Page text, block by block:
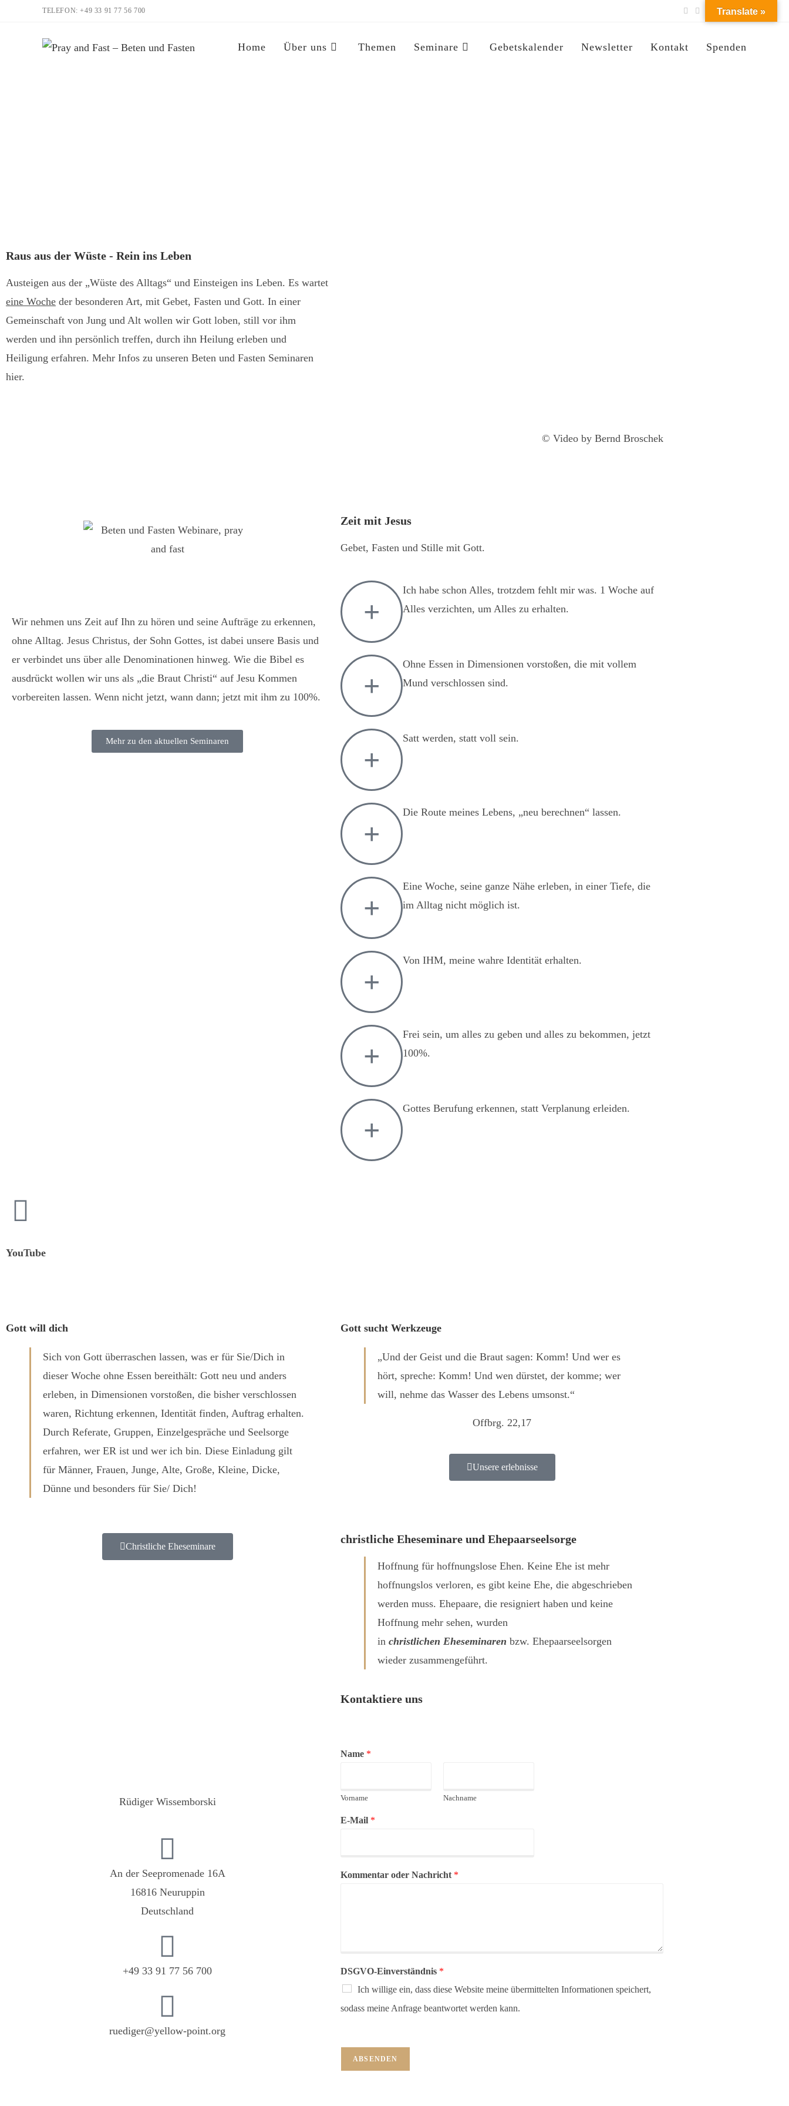
TELEFON: +49 33 91 77 56 700
Home Über uns Themen Seminare Gebetskalender Newsletter Kontakt Spenden
Raus aus der Wüste - Rein ins Leben
Austeigen aus der „Wüste des Alltags“ und Einsteigen ins Leben. Es wartet
eine Woche der besonderen Art, mit Gebet, Fasten und Gott. In einer
Gemeinschaft von Jung und Alt wollen wir Gott loben, still vor ihm
werden und ihn persönlich treffen, durch ihn Heilung erleben und
Heiligung erfahren. Mehr Infos zu unseren Beten und Fasten Seminaren
hier.
© Video by Bernd Broschek
Wir nehmen uns Zeit auf Ihn zu hören und seine Aufträge zu erkennen,
ohne Alltag. Jesus Christus, der Sohn Gottes, ist dabei unsere Basis und
er verbindet uns über alle Denominationen hinweg. Wie die Bibel es
ausdrückt wollen wir uns als „die Braut Christi“ auf Jesu Kommen
vorbereiten lassen. Wenn nicht jetzt, wann dann; jetzt mit ihm zu 100%.
Mehr zu den aktuellen Seminaren
Zeit mit Jesus
Gebet, Fasten und Stille mit Gott.
Ich habe schon Alles, trotzdem fehlt mir was. 1 Woche auf
Alles verzichten, um Alles zu erhalten.
Ohne Essen in Dimensionen vorstoßen, die mit vollem
Mund verschlossen sind.
Satt werden, statt voll sein.
Die Route meines Lebens, „neu berechnen“ lassen.
Eine Woche, seine ganze Nähe erleben, in einer Tiefe, die
im Alltag nicht möglich ist.
Von IHM, meine wahre Identität erhalten.
Frei sein, um alles zu geben und alles zu bekommen, jetzt
100%.
Gottes Berufung erkennen, statt Verplanung erleiden.
YouTube
Gott will dich
Sich von Gott überraschen lassen, was er für Sie/Dich in
dieser Woche ohne Essen bereithält: Gott neu und anders
erleben, in Dimensionen vorstoßen, die bisher verschlossen
waren, Richtung erkennen, Identität finden, Auftrag erhalten.
Durch Referate, Gruppen, Einzelgespräche und Seelsorge
erfahren, wer ER ist und wer ich bin. Diese Einladung gilt
für Männer, Frauen, Junge, Alte, Große, Kleine, Dicke,
Dünne und besonders für Sie/ Dich!
Gott sucht Werkzeuge
„Und der Geist und die Braut sagen: Komm! Und wer es
hört, spreche: Komm! Und wen dürstet, der komme; wer
will, nehme das Wasser des Lebens umsonst.“
Offbrg. 22,17
Unsere erlebnisse
Christliche Eheseminare
christliche Eheseminare und Ehepaarseelsorge
Hoffnung für hoffnungslose Ehen. Keine Ehe ist mehr
hoffnungslos verloren, es gibt keine Ehe, die abgeschrieben
werden muss. Ehepaare, die resigniert haben und keine
Hoffnung mehr sehen, wurden
in christlichen Eheseminaren bzw. Ehepaarseelsorgen
wieder zusammengeführt.
Rüdiger Wissemborski
An der Seepromenade 16A
16816 Neuruppin
Deutschland
+49 33 91 77 56 700
ruediger@yellow-point.org
Kontaktiere uns
Name *
Vorname Nachname
E-Mail *
Kommentar oder Nachricht *
DSGVO-Einverständnis *
Ich willige ein, dass diese Website meine übermittelten Informationen speichert,
sodass meine Anfrage beantwortet werden kann.
ABSENDEN
Translate »